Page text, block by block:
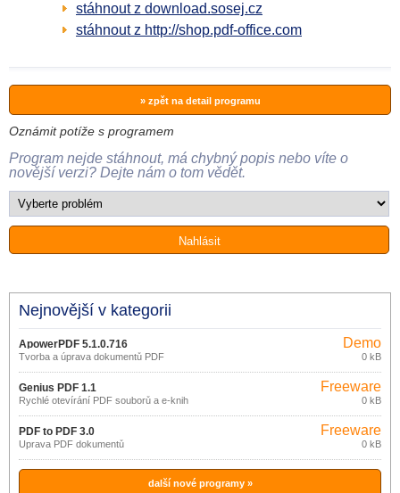
stáhnout z download.sosej.cz
stáhnout z http://shop.pdf-office.com
» zpět na detail programu
Oznámit potíže s programem
Program nejde stáhnout, má chybný popis nebo víte o
novější verzi? Dejte nám o tom vědět.
Nejnovější v kategorii
ApowerPDF 5.1.0.716
Tvorba a úprava dokumentů PDF
Demo
0 kB
Genius PDF 1.1
Rychlé otevírání PDF souborů a e-knih
Freeware
0 kB
PDF to PDF 3.0
Úprava PDF dokumentů
Freeware
0 kB
další nové programy »